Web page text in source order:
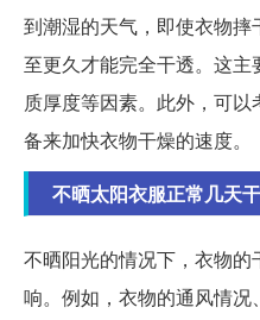
到潮湿的天气，即使衣物
至更久才能完全干透。这
质厚度等因素。此外，可
备来加快衣物干燥的速度。
不晒太阳衣服正常几天
不晒阳光的情况下，衣物
响。例如，衣物的通风情